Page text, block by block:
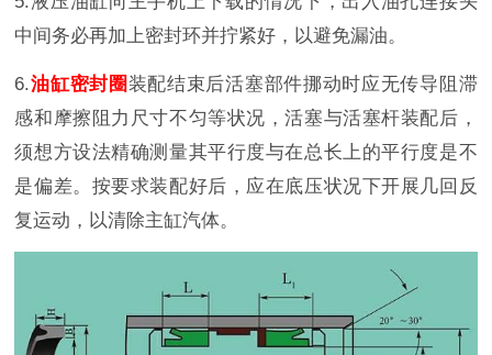
中间务必再加上密封环并拧紧好，以避免漏油。
6.油缸密封圈装配结束后活塞部件挪动时应无传导阻滞
感和摩擦阻力尺寸不匀等状况，活塞与活塞杆装配后，
须想方设法精确测量其平行度与在总长上的平行度是不
是偏差。按要求装配好后，应在底压状况下开展几回反
复运动，以清除主缸汽体。